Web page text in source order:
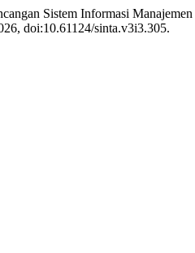
Sistem Informasi
doi:10.61124/sinta.v3i3.305.